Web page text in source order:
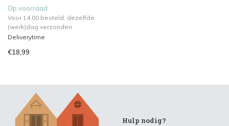
Op voorraad
Voor 14.00 besteld, dezelfde
(werk)dag verzonden.
Deliverytime
€18,99
Hulp nodig?